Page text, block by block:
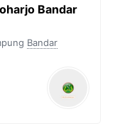
Bandar
Bandar